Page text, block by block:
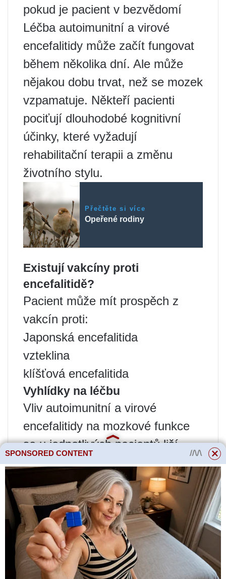
pokud je pacient v bezvědomí
Léčba autoimunitní a virové
encefalitidy může začít fungovat
během několika dní. Ale může
nějakou dobu trvat, než se mozek
vzpamatuje. Někteří pacienti
pociťují dlouhodobé kognitivní
účinky, které vyžadují
rehabilitační terapii a změnu
životního stylu.
Přečtěte si více
Opeřené rodiny
Existují vakcíny proti
encefalitidě?
Pacient může mít prospěch z
vakcín proti:
Japonská encefalitida
vzteklina
klíšťová encefalitida
Vyhlídky na léčbu
Vliv autoimunitní a virové
encefalitidy na mozkové funkce
se u jednotlivých pacientů liší.
Někteří pacienti se zcela uzdraví.
Jiní mají dlouhodobé příznaky
encefalitidy:
problémy s rovnováhou a
koordinací
potíže s koncentrací
únavu
SPONSORED CONTENT